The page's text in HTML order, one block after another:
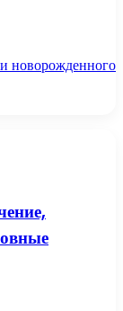
новорожденного